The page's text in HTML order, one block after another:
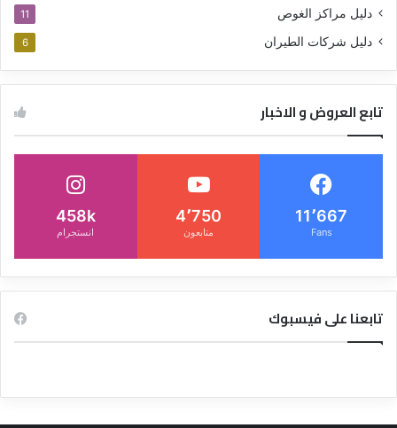
دليل مراكز الغوص 11
دليل شركات الطيران 6
تابع العروض و الاخبار
11٬667
Fans
4٬750
متابعون
458k
انستجرام
تابعنا على فيسبوك